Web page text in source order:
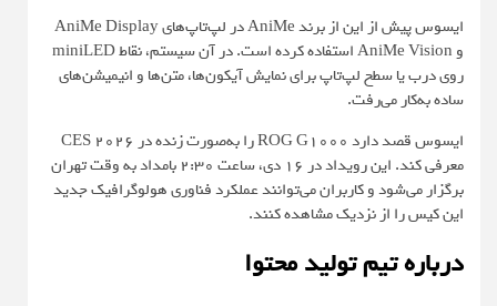
ایسوس پیش از این از برند AniMe در لپ‌تاپ‌های AniMe Display
و AniMe Vision استفاده کرده است. در آن سیستم، نقاط miniLED
روی درب یا سطح لپ‌تاپ برای نمایش آیکون‌ها، متن‌ها و انیمیشن‌های
ساده به‌کار می‌رفت.
ایسوس قصد دارد ROG G1000 را به‌صورت زنده در CES 2026
معرفی کند. این رویداد در 16 دی، ساعت 2:30 بامداد به وقت تهران
برگزار می‌شود و کاربران می‌توانند عملکرد فناوری هولوگرافیک جدید
این کیس را از نزدیک مشاهده کنند.
درباره تیم تولید محتوا